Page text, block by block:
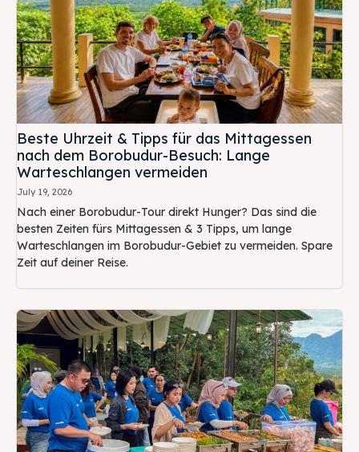
Beste Uhrzeit & Tipps für das Mittagessen
nach dem Borobudur-Besuch: Lange
Warteschlangen vermeiden
July 19, 2026
Nach einer Borobudur-Tour direkt Hunger? Das sind die
besten Zeiten fürs Mittagessen & 3 Tipps, um lange
Warteschlangen im Borobudur-Gebiet zu vermeiden. Spare
Zeit auf deiner Reise.